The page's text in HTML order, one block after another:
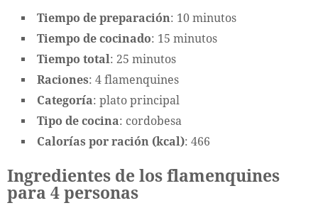
Tiempo de preparación: 10 minutos
Tiempo de cocinado: 15 minutos
Tiempo total: 25 minutos
Raciones: 4 flamenquines
Categoría: plato principal
Tipo de cocina: cordobesa
Calorías por ración (kcal): 466
Ingredientes de los flamenquines
para 4 personas